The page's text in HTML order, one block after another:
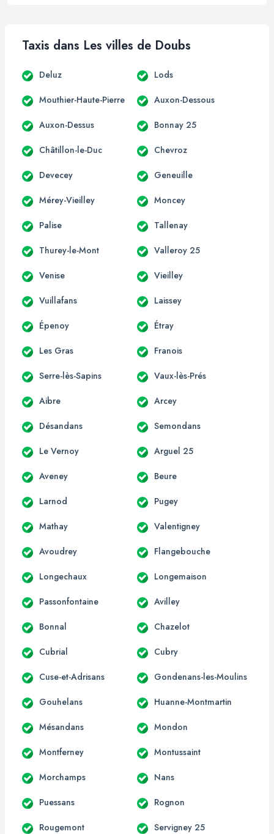
Taxis dans Les villes de Doubs
Deluz Lods
Mouthier-Haute-Pierre Auxon-Dessous
Auxon-Dessus Bonnay 25
Châtillon-le-Duc Chevroz
Devecey Geneuille
Mérey-Vieilley Moncey
Palise Tallenay
Thurey-le-Mont Valleroy 25
Venise Vieilley
Vuillafans Laissey
Épenoy Étray
Les Gras Franois
Serre-lès-Sapins Vaux-lès-Prés
Aibre Arcey
Désandans Semondans
Le Vernoy Arguel 25
Aveney Beure
Larnod Pugey
Mathay Valentigney
Avoudrey Flangebouche
Longechaux Longemaison
Passonfontaine Avilley
Bonnal Chazelot
Cubrial Cubry
Cuse-et-Adrisans Gondenans-les-Moulins
Gouhelans Huanne-Montmartin
Mésandans Mondon
Montferney Montussaint
Morchamps Nans
Puessans Rognon
Rougemont Servigney 25